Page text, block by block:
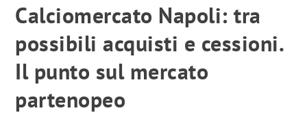
Calciomercato Napoli: tra
possibili acquisti e cessioni.
Il punto sul mercato
partenopeo